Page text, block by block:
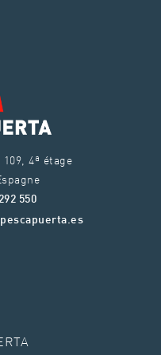
4ª étage
550